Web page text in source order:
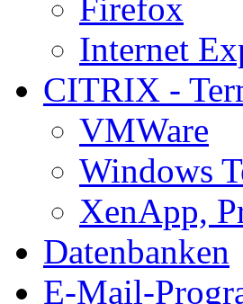
Firefox
Internet
CITRIX -
VMWare
Windows
XenApp,
Datenbanken
E-Mail-